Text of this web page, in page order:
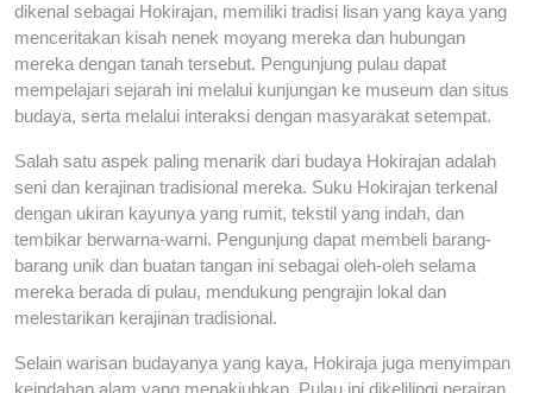
dikenal sebagai Hokirajan, memiliki tradisi lisan yang kaya yang
menceritakan kisah nenek moyang mereka dan hubungan
mereka dengan tanah tersebut. Pengunjung pulau dapat
mempelajari sejarah ini melalui kunjungan ke museum dan situs
budaya, serta melalui interaksi dengan masyarakat setempat.
Salah satu aspek paling menarik dari budaya Hokirajan adalah
seni dan kerajinan tradisional mereka. Suku Hokirajan terkenal
dengan ukiran kayunya yang rumit, tekstil yang indah, dan
tembikar berwarna-warni. Pengunjung dapat membeli barang-
barang unik dan buatan tangan ini sebagai oleh-oleh selama
mereka berada di pulau, mendukung pengrajin lokal dan
melestarikan kerajinan tradisional.
Selain warisan budayanya yang kaya, Hokiraja juga menyimpan
keindahan alam yang menakjubkan. Pulau ini dikelilingi perairan